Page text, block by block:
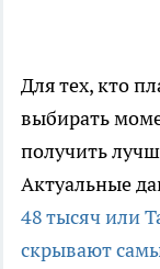
Для тех, кто
выбирать
получить
Актуальные
48 тысяч или
скрывают